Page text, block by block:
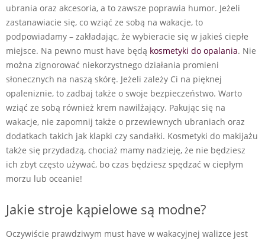
ubrania oraz akcesoria, a to zawsze poprawia humor. Jeżeli
zastanawiacie się, co wziąć ze sobą na wakacje, to
podpowiadamy – zakładając, że wybieracie się w jakieś ciepłe
miejsce. Na pewno must have będą kosmetyki do opalania. Nie
można zignorować niekorzystnego działania promieni
słonecznych na naszą skórę. Jeżeli zależy Ci na pięknej
opaleniznie, to zadbaj także o swoje bezpieczeństwo. Warto
wziąć ze sobą również krem nawilżający. Pakując się na
wakacje, nie zapomnij także o przewiewnych ubraniach oraz
dodatkach takich jak klapki czy sandałki. Kosmetyki do makijażu
także się przydadzą, chociaż mamy nadzieję, że nie będziesz
ich zbyt często używać, bo czas będziesz spędzać w ciepłym
morzu lub oceanie!
Jakie stroje kąpielowe są modne?
Oczywiście prawdziwym must have w wakacyjnej walizce jest